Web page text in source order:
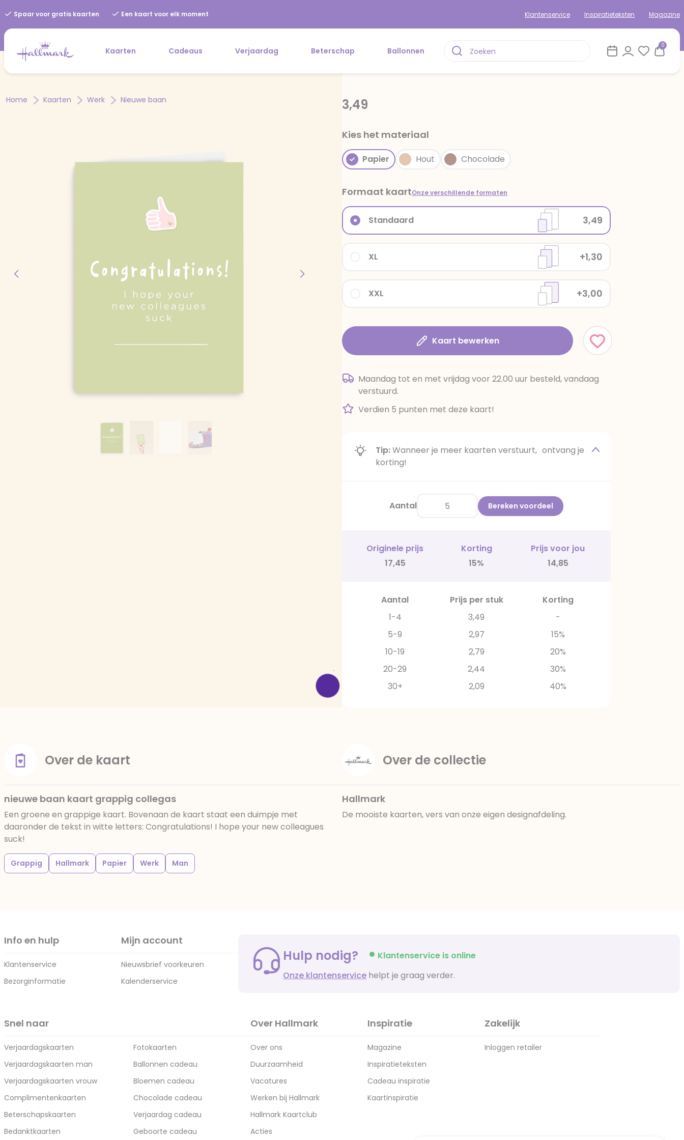
Spaar voor gratis kaarten Een kaart voor elk moment Klantenservice Inspiratieteksten Magazine
Kaarten Cadeaus Verjaardag Beterschap Ballonnen
0
Home Kaarten Werk Nieuwe baan 3,49
Kies het materiaal
Papier Hout Chocolade
Formaat kaartOnze verschillende formaten
XXL +3,00
XL +1,30
Standaard 3,49
Kaart bewerken
Maandag tot en met vrijdag voor 22.00 uur besteld, vandaag
verstuurd.
Verdien 5 punten met deze kaart!
Tip:Wanneer je meer kaarten verstuurt, ontvang je
korting!
Aantal Bereken voordeel
Originele prijs Korting
Prijs voor jou
17,45
15% 14,85
Aantal Prijs per stuk
Korting
1-4
3,49
-
5-9
2,97
15%
10-19
2,79
20%
20-29
2,44
30%
30+
2,09 40%
Over de kaart
nieuwe baan kaart grappig collegas
Een groene en grappige kaart. Bovenaan de kaart staat een duimpje met
daaronder de tekst in witte letters: Congratulations! I hope your new colleagues
suck!
Grappig Hallmark Papier Werk Man
Over de collectie
Hallmark
De mooiste kaarten, vers van onze eigen designafdeling.
Info en hulp
Klantenservice
Bezorginformatie
Mijn account
Nieuwsbrief voorkeuren
Kalenderservice
Hulp nodig?
Klantenservice is online
Onze klantenservice helpt je graag verder.
Snel naar
Verjaardagskaarten
Verjaardagskaarten man
Verjaardagskaarten vrouw
Complimentenkaarten
Beterschapskaarten
Bedanktkaarten
Fotokaarten
Ballonnen cadeau
Bloemen cadeau
Chocolade cadeau
Verjaardag cadeau
Geboorte cadeau
Over Hallmark
Over ons
Duurzaamheid
Vacatures
Werken bij Hallmark
Hallmark Kaartclub
Acties
Inspiratie
Magazine
Inspiratieteksten
Cadeau inspiratie
Kaartinspiratie
Zakelijk
Inloggen retailer